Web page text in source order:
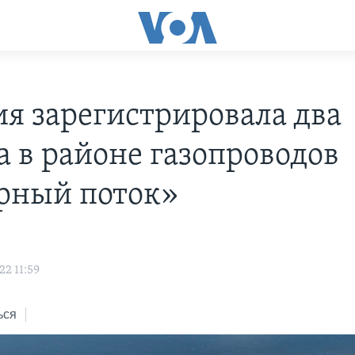
зарегистрировала два
в районе газопроводов
поток»
11:59